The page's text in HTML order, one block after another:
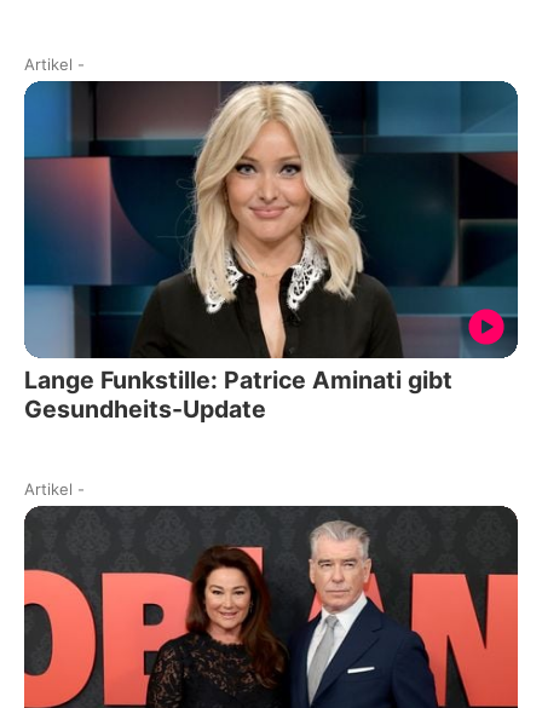
Artikel -
Lange Funkstille: Patrice Aminati gibt
Gesundheits-Update
Artikel -